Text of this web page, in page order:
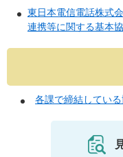
東日本電信電話株式
連携等に関する基本
各課で締結してい